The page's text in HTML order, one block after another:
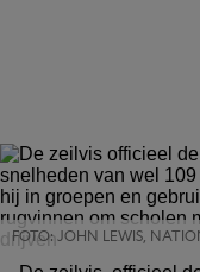
FOTO: JOHN LEWIS,